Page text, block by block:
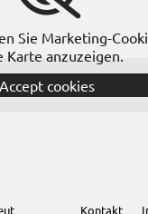
Sie Marketing-
Karte anzuzeigen.
Accept cookies
Kontakt